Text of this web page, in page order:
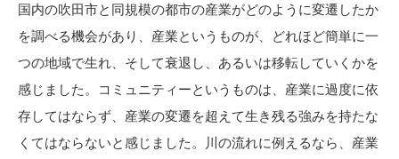
国内の吹田市と同規模の都市の産業がどのように変遷したか
を調べる機会があり、産業というものが、どれほど簡単に一
つの地域で生れ、そして衰退し、あるいは移転していくかを
感じました。コミュニティーというものは、産業に過度に依
存してはならず、産業の変遷を超えて生き残る強みを持たな
くてはならないと感じました。川の流れに例えるなら、産業